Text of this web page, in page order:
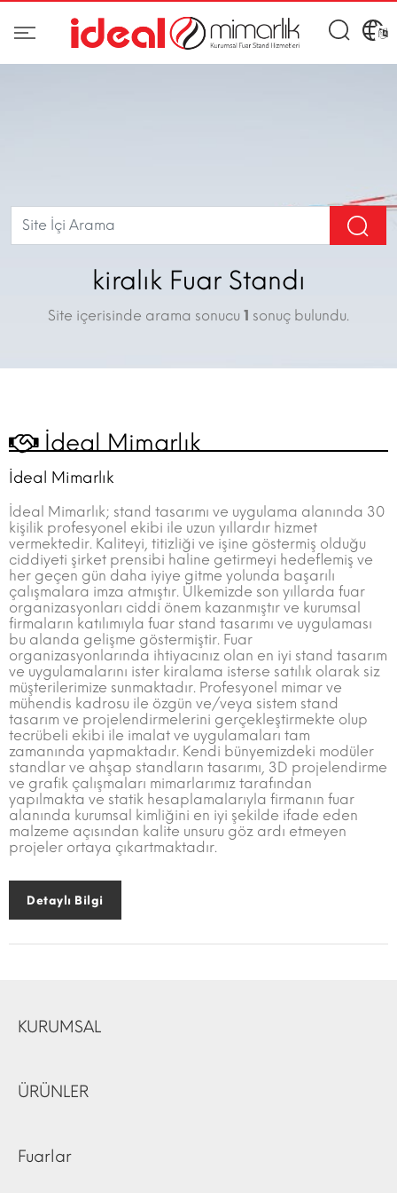
kiralık Fuar Standı
Site içerisinde arama sonucu 1 sonuç bulundu.
İdeal Mimarlık
İdeal Mimarlık
İdeal Mimarlık; stand tasarımı ve uygulama alanında 30
kişilik profesyonel ekibi ile uzun yıllardır hizmet
vermektedir. Kaliteyi, titizliği ve işine göstermiş olduğu
ciddiyeti şirket prensibi haline getirmeyi hedeflemiş ve
her geçen gün daha iyiye gitme yolunda başarılı
çalışmalara imza atmıştır. Ülkemizde son yıllarda fuar
organizasyonları ciddi önem kazanmıştır ve kurumsal
firmaların katılımıyla fuar stand tasarımı ve uygulaması
bu alanda gelişme göstermiştir. Fuar
organizasyonlarında ihtiyacınız olan en iyi stand tasarım
ve uygulamalarını ister kiralama isterse satılık olarak siz
müşterilerimize sunmaktadır. Profesyonel mimar ve
mühendis kadrosu ile özgün ve/veya sistem stand
tasarım ve projelendirmelerini gerçekleştirmekte olup
tecrübeli ekibi ile imalat ve uygulamaları tam
zamanında yapmaktadır. Kendi bünyemizdeki modüler
standlar ve ahşap standların tasarımı, 3D projelendirme
ve grafik çalışmaları mimarlarımız tarafından
yapılmakta ve statik hesaplamalarıyla firmanın fuar
alanında kurumsal kimliğini en iyi şekilde ifade eden
malzeme açısından kalite unsuru göz ardı etmeyen
projeler ortaya çıkartmaktadır.
Detaylı Bilgi
KURUMSAL
ÜRÜNLER
Fuarlar